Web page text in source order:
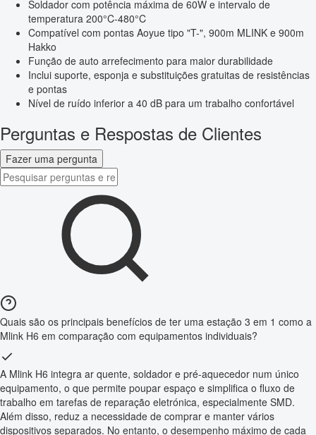
Soldador com potência máxima de 60W e intervalo de
temperatura 200°C-480°C
Compatível com pontas Aoyue tipo "T-", 900m MLINK e 900m
Hakko
Função de auto arrefecimento para maior durabilidade
Inclui suporte, esponja e substituições gratuitas de resistências
e pontas
Nível de ruído inferior a 40 dB para um trabalho confortável
Perguntas e Respostas de Clientes
Fazer uma pergunta
Quais são os principais benefícios de ter uma estação 3 em 1 como a
Mlink H6 em comparação com equipamentos individuais?
A Mlink H6 integra ar quente, soldador e pré-aquecedor num único
equipamento, o que permite poupar espaço e simplifica o fluxo de
trabalho em tarefas de reparação eletrónica, especialmente SMD.
Além disso, reduz a necessidade de comprar e manter vários
dispositivos separados. No entanto, o desempenho máximo de cada